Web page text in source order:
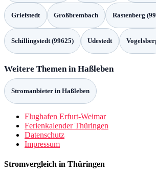
Griefstedt Großbrembach Rastenberg
Schillingstedt (99625) Udestedt
Weitere Themen in Haßleben
Stromanbieter in Haßleben
Flughafen Erfurt-Weimar
Ferienkalender Thüringen
Datenschutz
Impressum
Stromvergleich in Thüringen